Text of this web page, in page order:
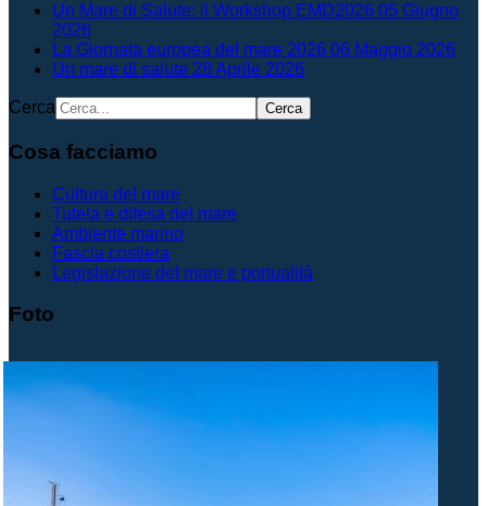
Un Mare di Salute: il Workshop EMD2026 05 Giugno
2026
La Giornata europea del mare 2026 06 Maggio 2026
Un mare di salute 28 Aprile 2026
Cerca Cerca
Cosa facciamo
Cultura del mare
Tutela e difesa del mare
Ambiente marino
Fascia costiera
Legislazione del mare e portualità
Foto